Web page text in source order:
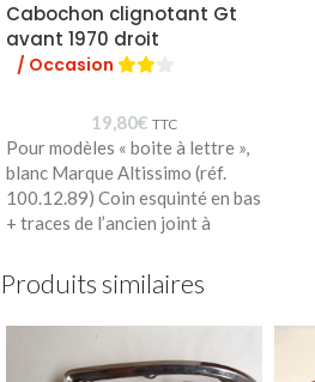
Cabochon clignotant Gt
avant 1970 droit
/ Occasion
19,80€ TTC
Pour modèles « boite à lettre »,
blanc Marque Altissimo (réf.
100.12.89) Coin esquinté en bas
+ traces de l’ancien joint à
Produits similaires